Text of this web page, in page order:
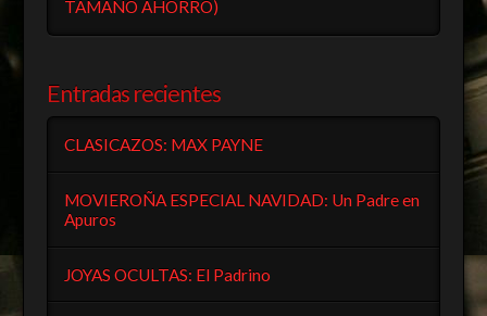
TAMAÑO AHORRO)
Entradas recientes
CLASICAZOS: MAX PAYNE
MOVIEROÑA ESPECIAL NAVIDAD: Un Padre en
Apuros
JOYAS OCULTAS: El Padrino